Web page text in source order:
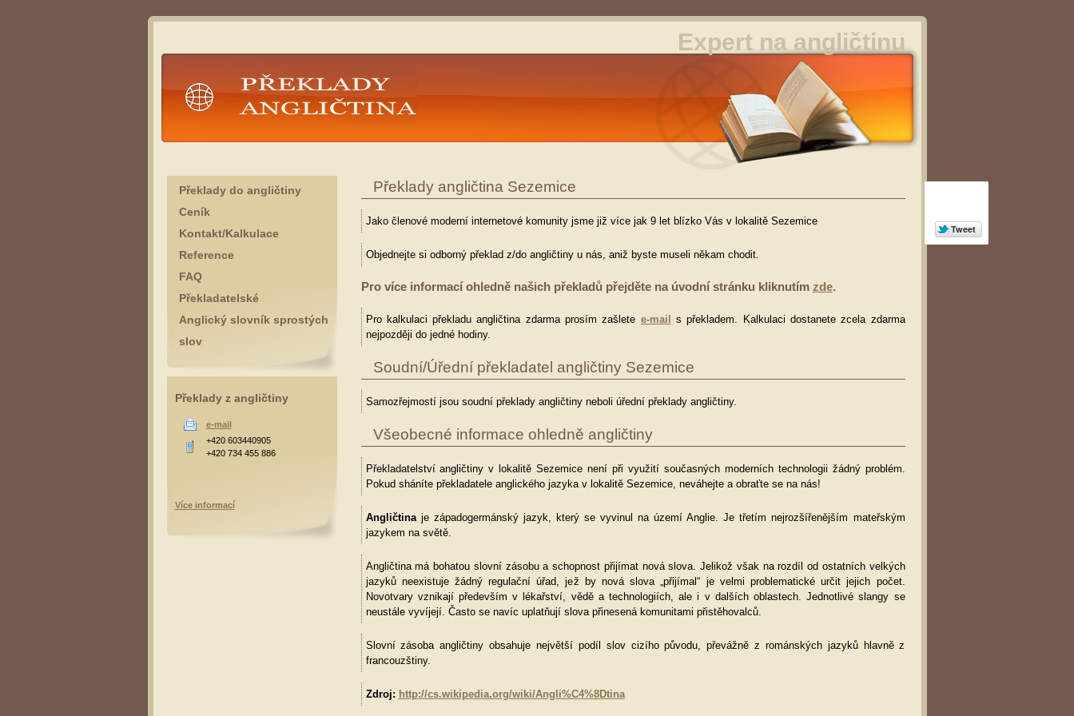
Expert na angličtinu
Překlady angličtina Sezemice
Jako členové moderní internetové komunity jsme již více jak 9 let blízko Vás v lokalitě Sezemice
Objednejte si odborný překlad z/do angličtiny u nás, aniž byste museli někam chodit.
Pro více informací ohledně našich překladů přejděte na úvodní stránku kliknutím zde.
Pro kalkulaci překladu angličtina zdarma prosím zašlete e-mail
s překladem. Kalkulaci dostanete zcela zdarma
nejpozději do jedné hodiny.
Soudní/Úřední překladatel angličtiny Sezemice
Samozřejmostí jsou soudní překlady angličtiny neboli úřední překlady angličtiny.
Všeobecné informace ohledně angličtiny
Překladatelství angličtiny v lokalitě Sezemice není při využití současných moderních technologii žádný problém.
Pokud sháníte překladatele anglického jazyka v lokalitě Sezemice, neváhejte a obraťte se na nás!
Angličtinaje západogermánský jazyk, který se vyvinul na území Anglie. Je třetím nejrozšířenějším mateřským
jazykem na světě.
Angličtina má bohatou slovní zásobu a schopnost přijímat nová slova. Jelikož však na rozdíl od ostatních velkých
jazyků neexistuje žádný regulační úřad, jež by nová slova „přijímal“ je velmi problematické určit jejich počet.
Novotvary vznikají především v lékařství, vědě a technologiích, ale i v dalších oblastech. Jednotlivé slangy se
neustále vyvíjejí. Často se navíc uplatňují slova přinesená komunitami přistěhovalců.
Slovní zásoba angličtiny obsahuje největší podíl slov cizího původu, převážně z románských jazyků hlavně z
francouzštiny.
Zdroj: http://cs.wikipedia.org/wiki/Angli%C4%8Dtina
Překlady do angličtiny
Ceník
Kontakt/Kalkulace
Reference
FAQ
Překladatelské
Anglický slovník sprostých
slov
Překlady z angličtiny
e-mail
+420 603440905
+420 734 455 886
Více informací